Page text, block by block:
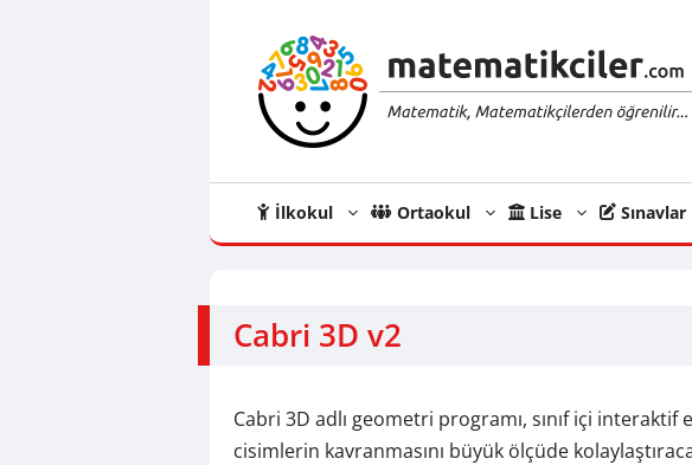
İlkokul Ortaokul Lise Sınavlar
Cabri 3D v2
Cabri 3D adlı geometri programı, sınıf içi
cisimlerin kavranmasını büyük ölçüde